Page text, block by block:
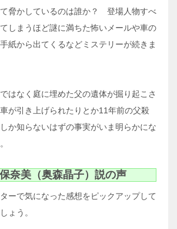
脅かしているのは誰か？ 登場人物すべ
しまうほど謎に満ちた怖いメールや車の
紙から出てくるなどミステリーが続きま
はなく庭に埋めた父の遺体が掘り起こさ
が引き上げられたりとか11年前の父殺
か知らないはずの事実がいま明らかにな
奈美（奥森晶子）説の声
ーで気になった感想をピックアップして
ょう。